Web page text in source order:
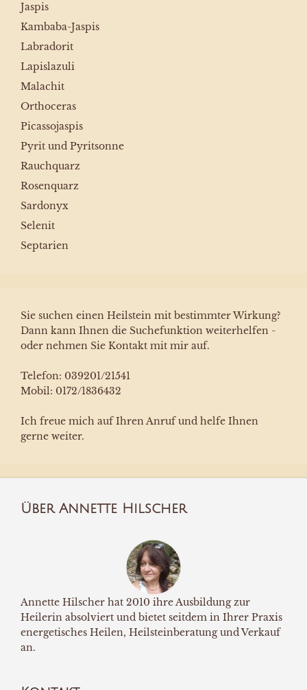
Jaspis
Kambaba-Jaspis
Labradorit
Lapislazuli
Malachit
Orthoceras
Picassojaspis
Pyrit und Pyritsonne
Rauchquarz
Rosenquarz
Sardonyx
Selenit
Septarien
Sie suchen einen Heilstein mit bestimmter Wirkung?
Dann kann Ihnen die Suchefunktion weiterhelfen -
oder nehmen Sie Kontakt mit mir auf.
Telefon: 039201/21541
Mobil: 0172/1836432
Ich freue mich auf Ihren Anruf und helfe Ihnen
gerne weiter.
Über Annette Hilscher
Annette Hilscher hat 2010 ihre Ausbildung zur
Heilerin absolviert und bietet seitdem in Ihrer Praxis
energetisches Heilen, Heilsteinberatung und Verkauf
an.